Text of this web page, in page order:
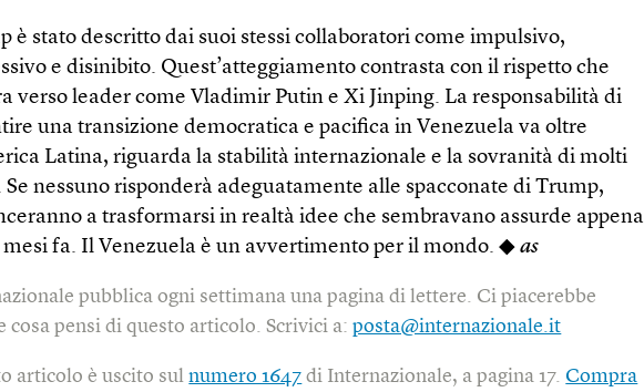
è stato descritto dai suoi stessi collaboratori come impulsivo,
e disinibito. Quest’atteggiamento contrasta con il rispetto che
verso leader come Vladimir Putin e Xi Jinping. La responsabilità di
una transizione democratica e pacifica in Venezuela va oltre
Latina, riguarda la stabilità internazionale e la sovranità di molti
Se nessuno risponderà adeguatamente alle spacconate di Trump,
a trasformarsi in realtà idee che sembravano assurde appena
mesi fa. Il Venezuela è un avvertimento per il mondo. ◆as
pubblica ogni settimana una pagina di lettere. Ci piacerebbe
cosa pensi di questo articolo. Scrivici a:posta@internazionale.it
articolo è uscito sulnumero 1647 di Internazionale, a pagina 17.Compra